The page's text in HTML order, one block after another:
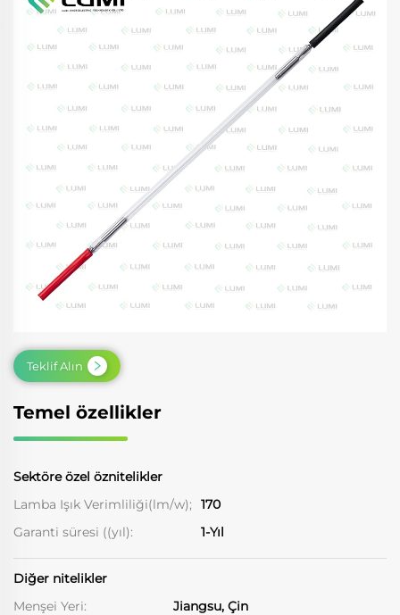
Temel özellikler
Sektöre özel öznitelikler
Lamba Işık Verimliliği(lm/w);
170
Garanti süresi ((yıl):
1-Yıl
Diğer nitelikler
Menşei Yeri:
Jiangsu, Çin
Teklif Alın